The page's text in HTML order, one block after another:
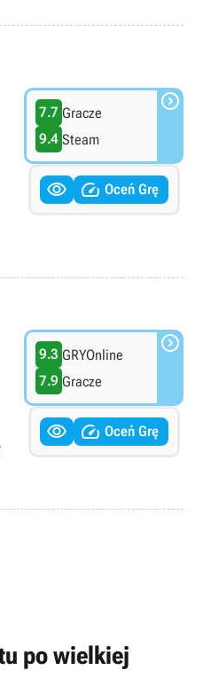
7.7 Gracze
9.4 Steam

  Oceń Grę
9.3 GRYOnline
7.9 Gracze

  Oceń Grę
po wielkiej